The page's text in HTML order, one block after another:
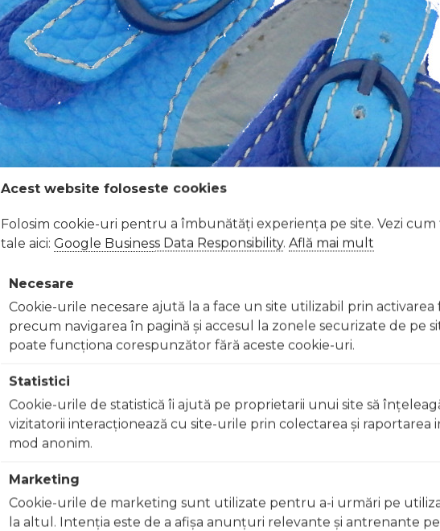
Acest website foloseste cookies
Folosim cookie-uri pentru a îmbunătăți experiența pe site. Vezi
tale aici: Google Business Data Responsibility. Află mai mult
Necesare
Cookie-urile necesare ajută la a face un site utilizabil prin
precum navigarea în pagină şi accesul la zonele securizate de pe
poate funcţiona corespunzător fără aceste cookie-uri.
Statistici
Cookie-urile de statistică îi ajută pe proprietarii unui site să
vizitatorii interacţionează cu site-urile prin colectarea şi raportarea
mod anonim.
Marketing
Cookie-urile de marketing sunt utilizate pentru a-i urmări pe
la altul. Intenţia este de a afişa anunţuri relevante şi antrenante